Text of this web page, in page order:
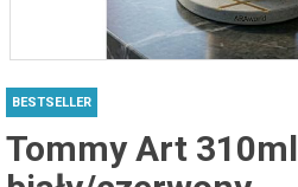
BESTSELLER
Tommy Art 310ml